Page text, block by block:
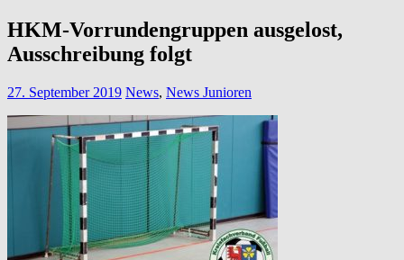
HKM-Vorrundengruppen ausgelost,
Ausschreibung folgt
27. September 2019 News, News Junioren